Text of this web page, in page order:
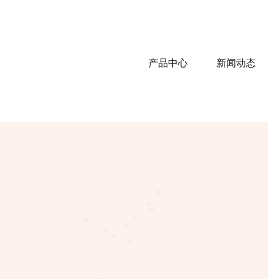
产品中心 新闻动态